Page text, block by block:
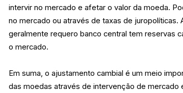
intervir no mercado e afetar o valor da moeda.
no mercado ou através de taxas de
geralmente requero banco central tem reservas
o mercado.
Em suma, o ajustamento cambial é um meio
das moedas através de intervenção de